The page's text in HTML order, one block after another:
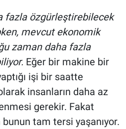
fazla özgürleştirebilecek
mevcut ekonomik
zaman daha fazla
Eğer bir makine bir
işi bir saatte
insanların daha az
gerekir. Fakat
tam tersi yaşanıyor.